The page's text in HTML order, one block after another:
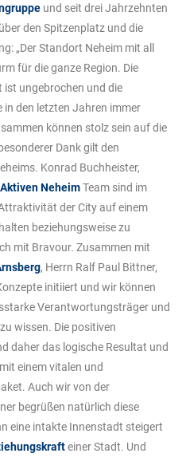
und seit drei Jahrzehnten
den Spitzenplatz und die
„Der Standort Neheim mit all
für die ganze Region. Die
ungebrochen und die
den letzten Jahren immer
können stolz sein auf die
Dank gilt den
Konrad Buchheister,
Aktiven NeheimTeam sind im
der City auf einem
beziehungsweise zu
mit Bravour. Zusammen mit
, Herrn Ralf Paul Bittner,
initiiert und wir können
Verantwortungsträger und
wissen. Die positiven
daher das logische Resultat und
einem vitalen und
Auch wir von der
begrüßen natürlich diese
eine intakte Innenstadt steigert
einer Stadt. Und